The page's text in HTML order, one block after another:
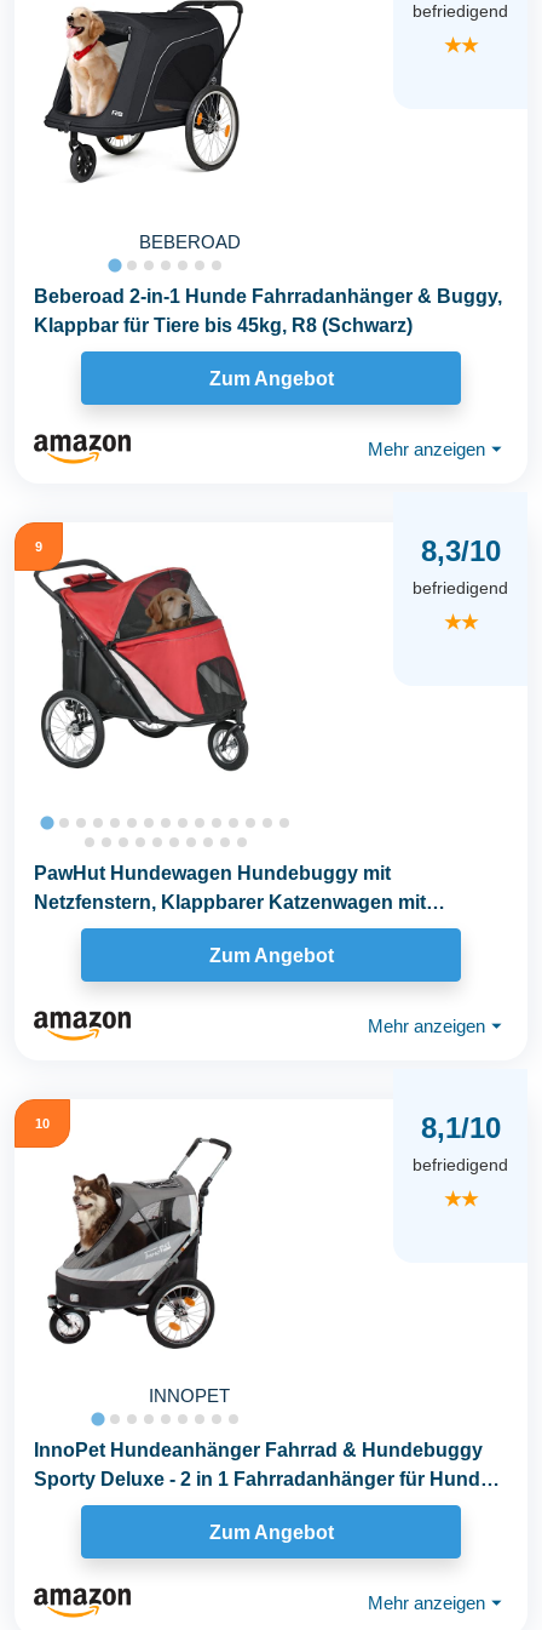
BEBEROAD
befriedigend
★★
Beberoad 2-in-1 Hunde Fahrradanhänger & Buggy,
Klappbar für Tiere bis 45kg, R8 (Schwarz)
Zum Angebot
Mehr anzeigen ⏷
9 8,3/10
befriedigend
★★
PawHut Hundewagen Hundebuggy mit
Netzfenstern, Klappbarer Katzenwagen mit
Sicherheitsleine, große...
Zum Angebot
Mehr anzeigen ⏷
10
INNOPET
8,1/10
befriedigend
★★
InnoPet Hundeanhänger Fahrrad & Hundebuggy
Sporty Deluxe - 2 in 1 Fahrradanhänger für Hunde
Zum Angebot
Mehr anzeigen ⏷